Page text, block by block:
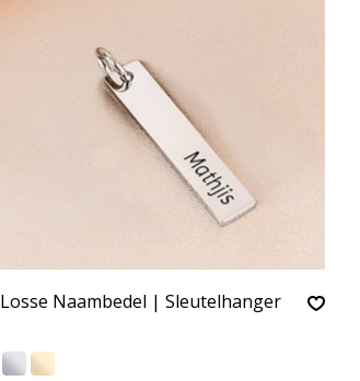
Losse Naambedel | Sleutelhanger